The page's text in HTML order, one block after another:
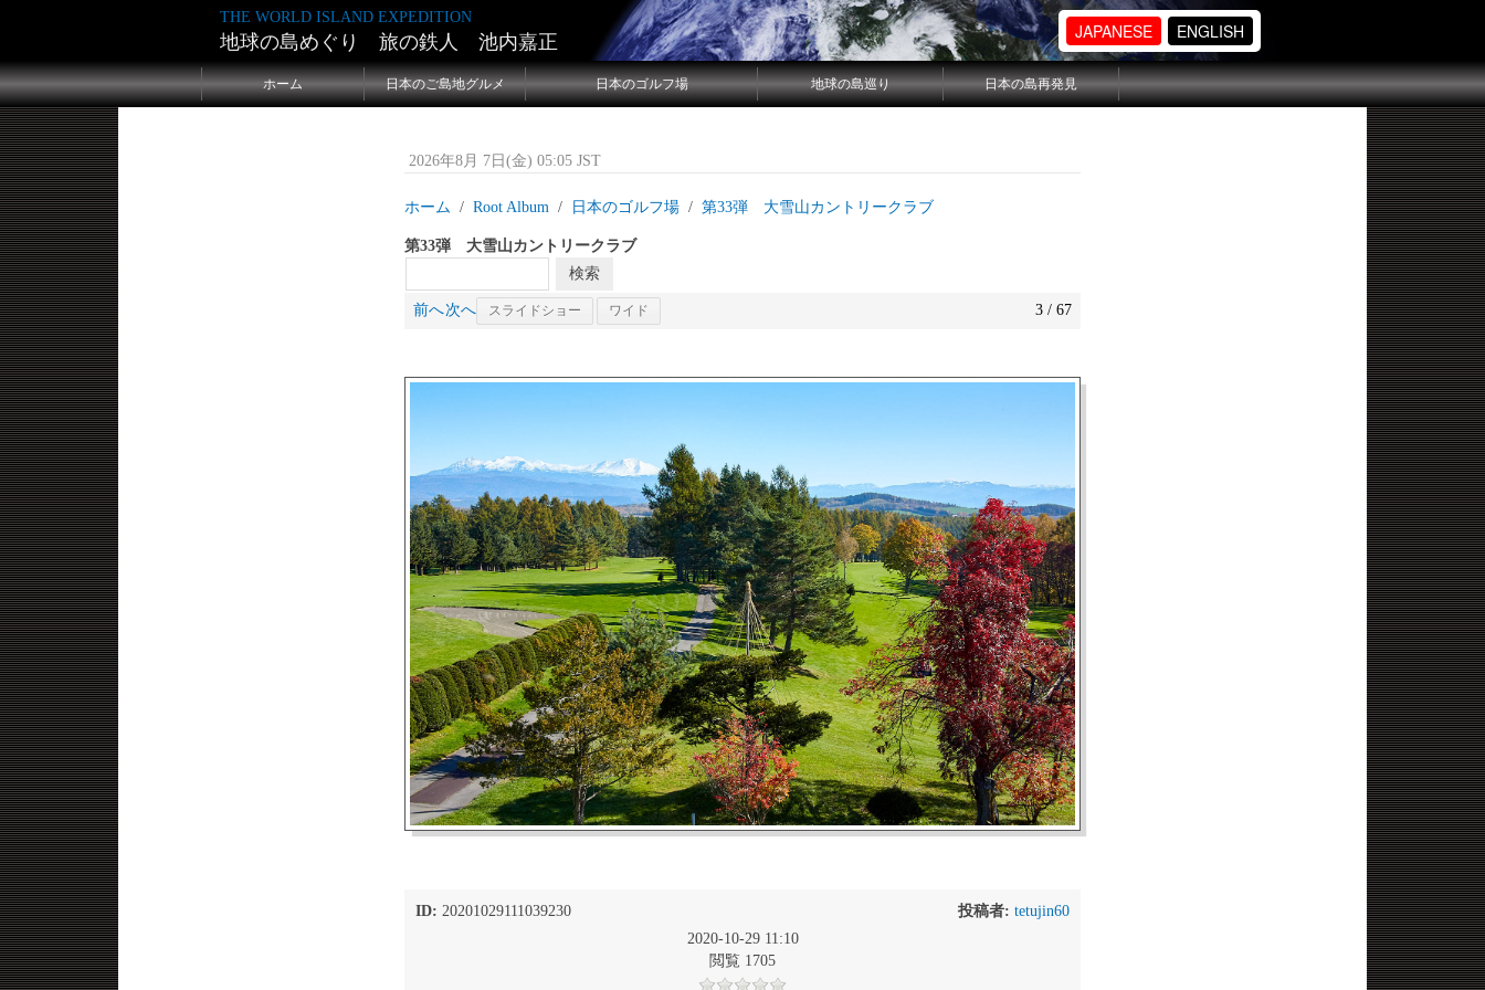
THE WORLD ISLAND EXPEDITION
地球の島めぐり 旅の鉄人 池内嘉正 JAPANESE ENGLISH
ホーム 日本のご島地グルメ 日本のゴルフ場 地球の島巡り 日本の島再発見
2026年8月 7日(金) 05:05 JST
ホーム Root Album 日本のゴルフ場 第33弾 大雪山カントリークラブ
第33弾 大雪山カントリークラブ
前へ次へ スライドショー ワイド 3 / 67
ID: 20201029111039230 投稿者: tetujin60
2020-10-29 11:10
閲覧 1705